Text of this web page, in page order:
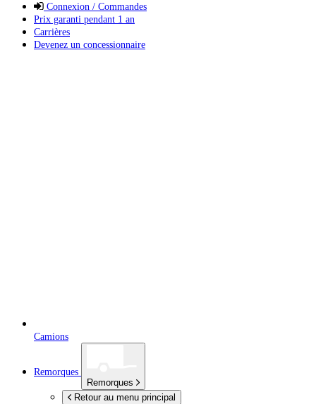
Connexion / Commandes
Prix garanti pendant 1 an
Carrières
Devenez un concessionnaire
Camions
Remorques
Remorques
Retour au menu principal